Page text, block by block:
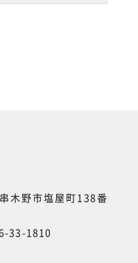
木野市塩屋町138番
33-1810